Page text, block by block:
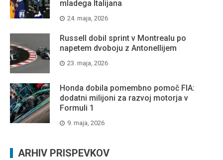
mladega Italijana
24. maja, 2026
Russell dobil sprint v Montrealu po
napetem dvoboju z Antonellijem
23. maja, 2026
Honda dobila pomembno pomoč FIA:
dodatni milijoni za razvoj motorja v
Formuli 1
9. maja, 2026
ARHIV PRISPEVKOV